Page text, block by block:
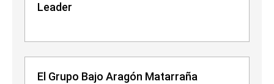
Leader
El Grupo Bajo Aragón Matarraña